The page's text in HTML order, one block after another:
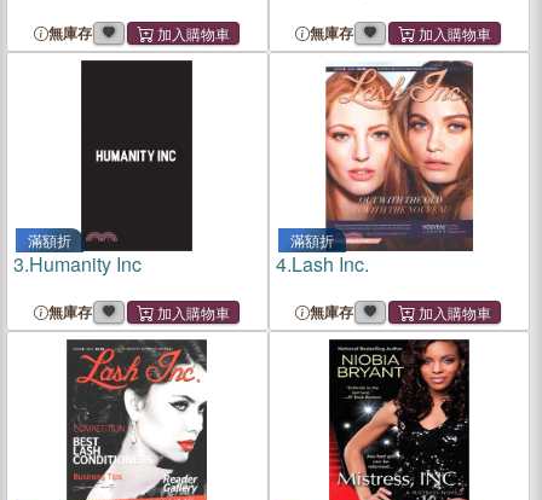
無庫存 無庫存
滿額折
3.Humanity Inc
無庫存
滿額折
4.Lash Inc.
無庫存